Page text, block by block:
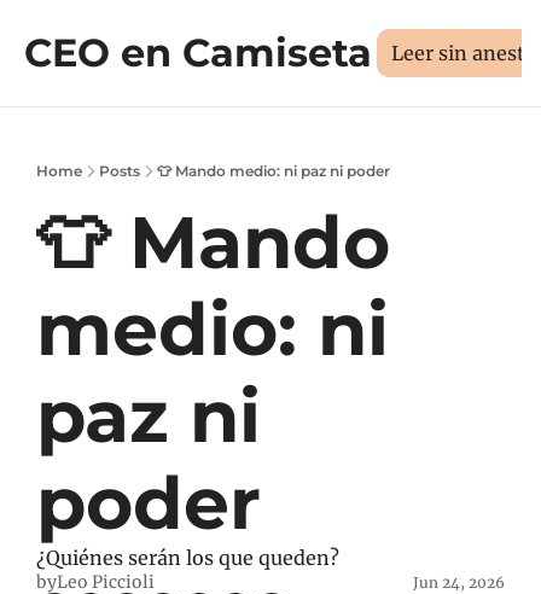
CEO en Camiseta
Medí tus 3D Sesión 1:1 Libros Manifiesto
Leer sin
Home Posts 👕 Mando medio: ni paz ni poder
👕 Mando
medio: ni
paz ni
poder
¿Quiénes serán los que queden?
byLeo Piccioli Jun 24, 2026